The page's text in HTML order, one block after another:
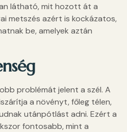
látható, mit hozott át a
metszés azért is kockázatos,
be, amelyek aztán
problémát jelent a szél. A
a növényt, főleg télen,
utánpótlást adni. Ezért a
fontosabb, mint a